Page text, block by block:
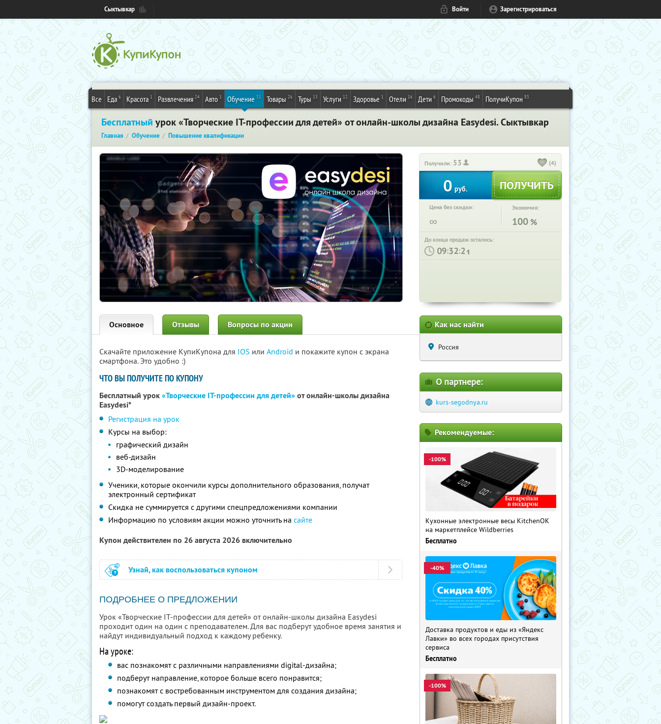
Сыктывкар Войти Зарегистрироваться
Все Еда 6 Красота 1 Развлечения 24 Авто 1 Обучение 31 Товары 26 Туры 13 Услуги 12 Здоровье 1 Отели 16 Дети 6 Промокоды 48 ПолучиКупон 83
Бесплатный урок «Творческие IT-профессии для детей» от онлайн-школы дизайна Easydesi. Сыктывкар
Главная Обучение Повышение квалификации
Получили: 53 (4)
0 руб.
Цена без скидки:
∞
Экономия:
100 %
До конца продаж осталось:
: :
Основное Отзывы Вопросы по акции
Скачайте приложение КупиКупона для IOS или Android и покажите купон с экрана
смартфона. Это удобно :)
ЧТО ВЫ ПОЛУЧИТЕ ПО КУПОНУ
Бесплатный урок«Творческие IT-профессии для детей»от онлайн-школы дизайна
Easydesi*
Регистрация на урок
Курсы на выбор:
графический дизайн
веб-дизайн
3D-моделирование
Ученики, которые окончили курсы дополнительного образования, получат
электронный сертификат
Скидка не суммируется с другими спецпредложениями компании
Информацию по условиям акции можно уточнить на сайте
Купон действителен по 26 августа 2026 включительно
Узнай, как воспользоваться купоном
ПОДРОБНЕЕ О ПРЕДЛОЖЕНИИ
Урок «Творческие IT-профессии для детей» от онлайн-школы дизайна Easydesi
проходит один на один с преподавателем. Для вас подберут удобное время занятия и
найдут индивидуальный подход к каждому ребенку.
На уроке:
вас познакомят с различными направлениями digital-дизайна;
подберут направление, которое больше всего понравится;
познакомят с востребованным инструментом для создания дизайна;
помогут создать первый дизайн-проект.
Как нас найти
Россия
О партнере:
kurs-segodnya.ru
Рекомендуемые:
-100%
Кухонные электронные весы KitchenOK
на маркетплейсе Wildberries
Бесплатно
-40%
Доставка продуктов и еды из «Яндекс
Лавки» во всех городах присутствия
сервиса
Бесплатно
-100%